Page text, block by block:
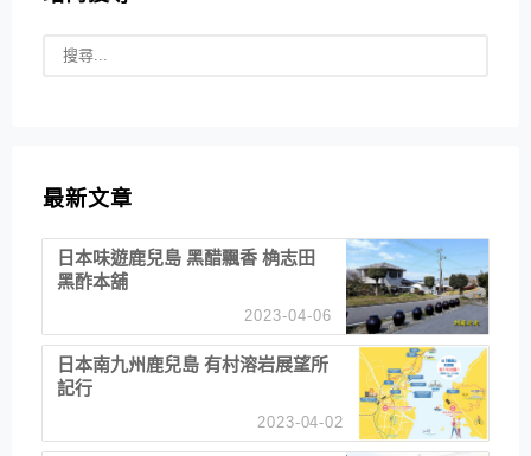
最新文章
日本味遊鹿兒島 黑醋飄香 桷志田
黑酢本舖
2023-04-06
日本南九州鹿兒島 有村溶岩展望所
記行
2023-04-02